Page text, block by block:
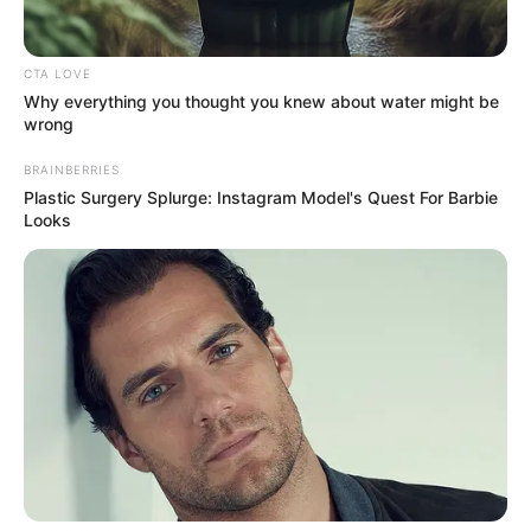
condición establey ha sido identificada, mientras que las
otras dos permanecen bajo valoración médica y sin
confirmar su identidad.
CTA LOVE
Why everything you thought you knew about water might be
wrong
BRAINBERRIES
Plastic Surgery Splurge: Instagram Model's Quest For Barbie
Looks